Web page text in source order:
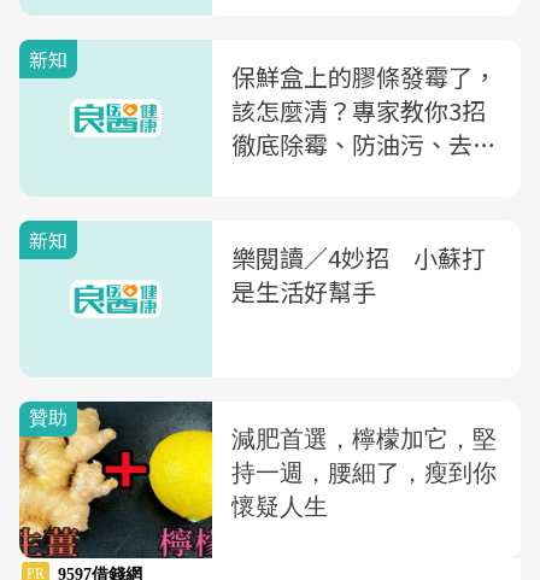
新知
保鮮盒上的膠條發霉了，
該怎麼清？專家教你3招
徹底除霉、防油污、去異
新知
樂閱讀／4妙招 小蘇打
是生活好幫手